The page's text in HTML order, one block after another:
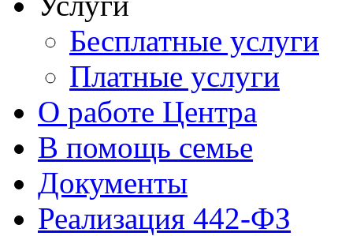
Бесплатные услуги
Платные услуги
О работе Центра
В помощь семье
Документы
Реализация 442-ФЗ